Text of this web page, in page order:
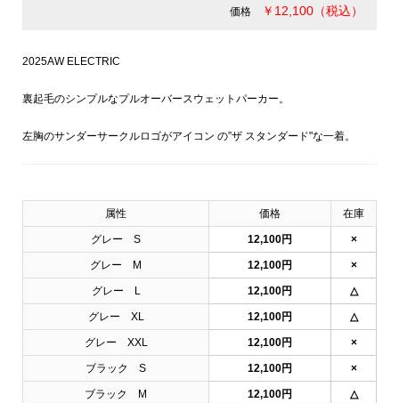
価格 ￥12,100（税込）
2025AW ELECTRIC
裏起毛のシンプルなプルオーバースウェットパーカー。
左胸のサンダーサークルロゴがアイコン の”ザ スタンダード"な一着。
属性 価格 在庫
グレー S 12,100円 ×
グレー M 12,100円 ×
グレー L 12,100円 △
グレー XL 12,100円 △
グレー XXL 12,100円 ×
ブラック S 12,100円 ×
ブラック M 12,100円 △